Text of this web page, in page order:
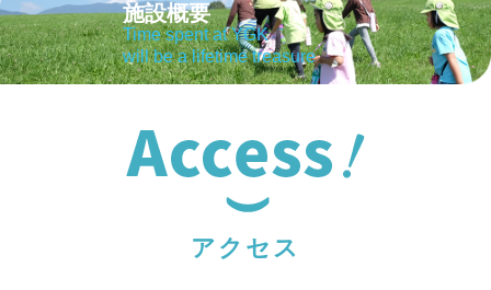
施設概要
Time spent at YGK
will be a lifetime treasure
アクセス